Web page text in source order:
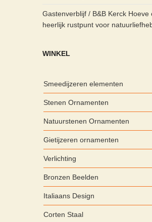
Gastenverblijf / B&B Kerck Hoeve
heerlijk rustpunt voor
WINKEL
Smeedijzeren elementen
Stenen Ornamenten
Natuurstenen Ornamenten
Gietijzeren ornamenten
Verlichting
Bronzen Beelden
Italiaans Design
Corten Staal